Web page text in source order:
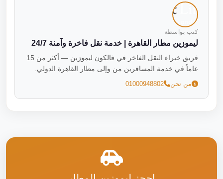
كتب بواسطة
ليموزين مطار القاهرة | خدمة نقل فاخرة وآمنة 24/7
فريق خبراء النقل الفاخر في فالكون ليموزين — أكثر من 15
عاماً في خدمة المسافرين من وإلى مطار القاهرة الدولي.
من نحن 01000948802